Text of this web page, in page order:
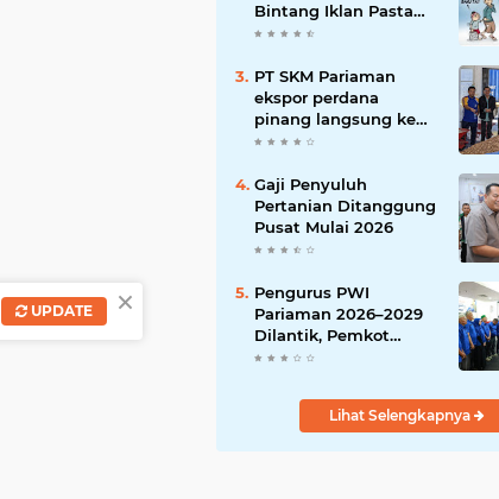
Bintang Iklan Pasta
Gigi
PT SKM Pariaman
ekspor perdana
pinang langsung ke
India
Gaji Penyuluh
Pertanian Ditanggung
Pusat Mulai 2026
Pengurus PWI
Pariaman 2026–2029
Dilantik, Pemkot
Tekankan Sinergi dan
Lihat Selengkapnya
×
UPDATE